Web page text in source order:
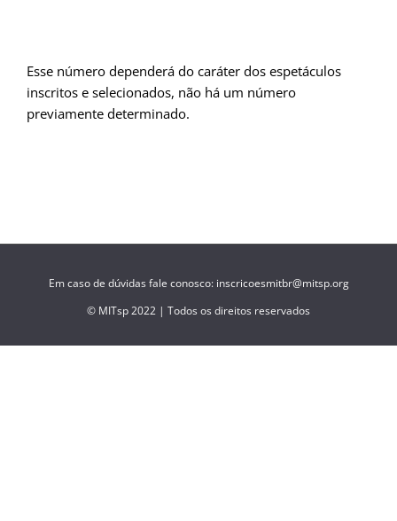
Esse número dependerá do caráter dos espetáculos
inscritos e selecionados, não há um número
previamente determinado.
Em caso de dúvidas fale conosco: inscricoesmitbr@mitsp.org
© MITsp 2022 | Todos os direitos reservados